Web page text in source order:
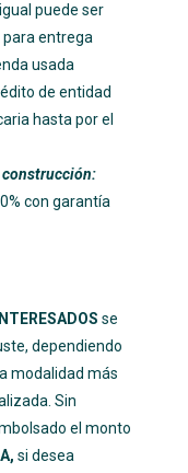
puede ser
entrega
usada
de entidad
hasta por el
construcción:
con garantía
se
dependiendo
modalidad más
Sin
el monto
si desea